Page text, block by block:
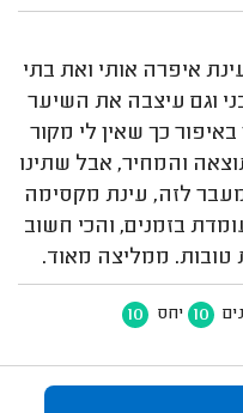
איפרה אותי ואת בתי
וגם עיצבה את השיער
באיפור כך שאין לי מקור
והמחיר, אבל שתינו
מעבר לזה, עינת מקסימה
בזמנים, והכי חשוב
טובות. ממליצה מאוד.
10 יחס 10